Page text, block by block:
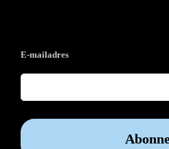
E-mailadres